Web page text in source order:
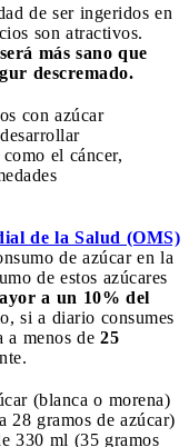
de ser ingeridos en
son atractivos.
más sano que
descremado.
con azúcar
el cáncer,
de la Salud (OMS)
de azúcar en la
de estos azúcares
a un 10% del
si a diario consumes
a menos de 25
(blanca o morena)
28 gramos de azúcar)
330 ml (35 gramos